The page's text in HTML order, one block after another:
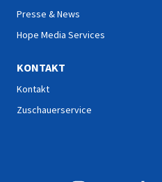
Presse & News
Hope Media Services
KONTAKT
Kontakt
Zuschauerservice